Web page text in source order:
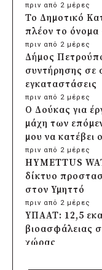
πριν από 2 μέρες
Το Δημοτικό
πλέον το όνομα
πριν από 2 μέρες
Δήμος
συντήρησης σε
εγκαταστάσεις
πριν από 2 μέρες
Ο Δούκας για
μάχη των
μου να κατέβει
πριν από 2 μέρες
HYMETTUS
δίκτυο
στον Υμηττό
πριν από 2 μέρες
ΥΠΑΑΤ: 12,5
βιοασφάλειας
χώρας